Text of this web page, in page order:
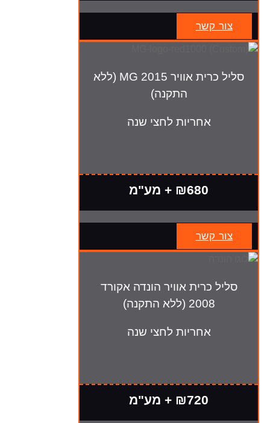
צור קשר
סליל כרית אוויר MG 2015 (ללא
התקנה)
אחריות לחצי שנה
₪680 + מע"מ
צור קשר
סליל כרית אוויר הונדה אקורד
2008 (ללא התקנה)
אחריות לחצי שנה
₪720 + מע"מ